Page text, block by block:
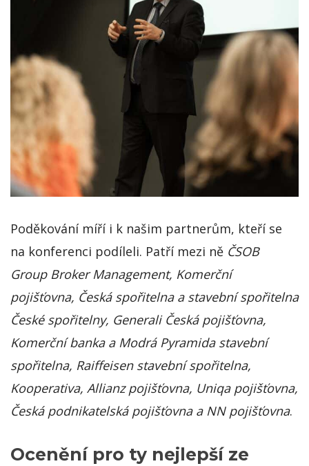
Poděkování míří i k našim partnerům, kteří se
na konferenci podíleli. Patří mezi ně ČSOB
Group Broker Management, Komerční
pojišťovna, Česká spořitelna a stavební spořitelna
České spořitelny, Generali Česká pojišťovna,
Komerční banka a Modrá Pyramida stavební
spořitelna, Raiffeisen stavební spořitelna,
Kooperativa, Allianz pojišťovna, Uniqa pojišťovna,
Česká podnikatelská pojišťovna a NN pojišťovna.
Ocenění pro ty nejlepší ze